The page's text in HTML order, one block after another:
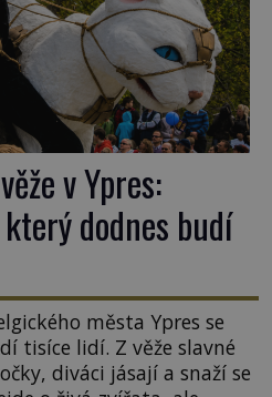
v Ypres:
dodnes budí
města Ypres se
tisíce lidí. Z věže slavné
diváci jásají a snaží se